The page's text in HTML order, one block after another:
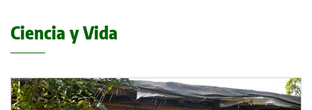
Ciencia y Vida